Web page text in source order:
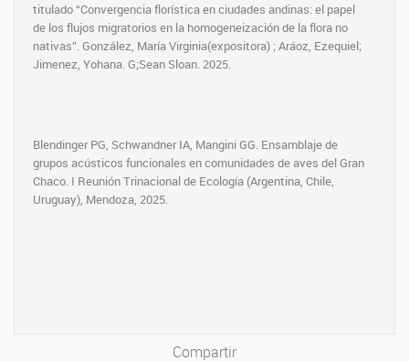
titulado “Convergencia florística en ciudades andinas: el papel
de los flujos migratorios en la homogeneización de la flora no
nativas”. González, María Virginia(expositora) ; Aráoz, Ezequiel;
Jimenez, Yohana. G;Sean Sloan. 2025.
Blendinger PG, Schwandner IA, Mangini GG. Ensamblaje de
grupos acústicos funcionales en comunidades de aves del Gran
Chaco. I Reunión Trinacional de Ecología (Argentina, Chile,
Uruguay), Mendoza, 2025.
Compartir